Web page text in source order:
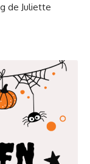
de Juliette